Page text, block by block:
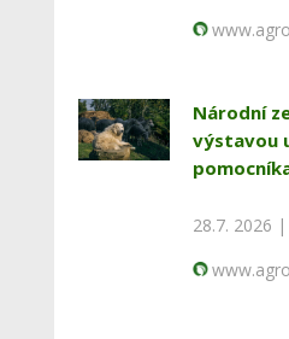
Národní
výstavou
28.7. 2026 |